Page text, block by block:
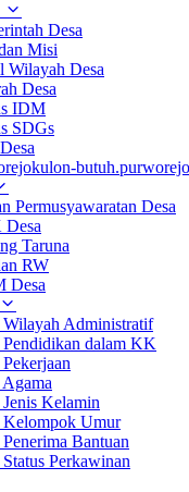
Desa
Misi
Wilayah Desa
Desa
IDM
SDGs
Permusyawaratan Desa
Taruna
RW
Desa
Wilayah Administratif
Pendidikan dalam KK
Kelamin
Kelompok Umur
Bantuan
Perkawinan